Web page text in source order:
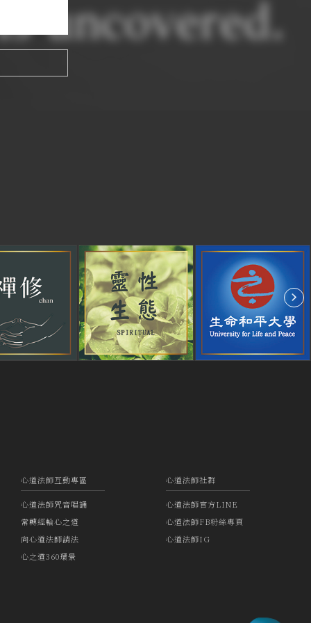
心道法師互動專區
心道法師咒音唱誦
常轉經輪心之道
向心道法師請法
心之道360環景
心道法師社群
心道法師官方LINE
心道法師FB粉絲專頁
心道法師IG